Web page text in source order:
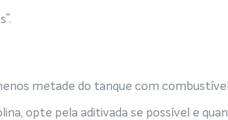
metade do tanque com
opte pela aditivada se possível e